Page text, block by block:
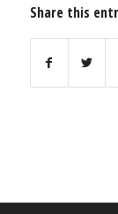
Share this